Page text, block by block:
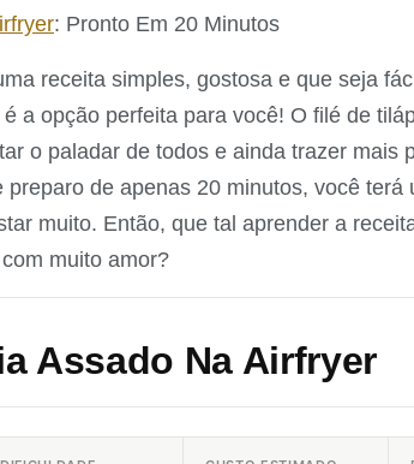
: Pronto Em 20 Minutos
receita simples, gostosa e que seja
a opção perfeita para você! O filé de
o paladar de todos e ainda trazer mais
de apenas 20 minutos, você terá
muito. Então, que tal aprender a
muito amor?
Assado Na Airfryer